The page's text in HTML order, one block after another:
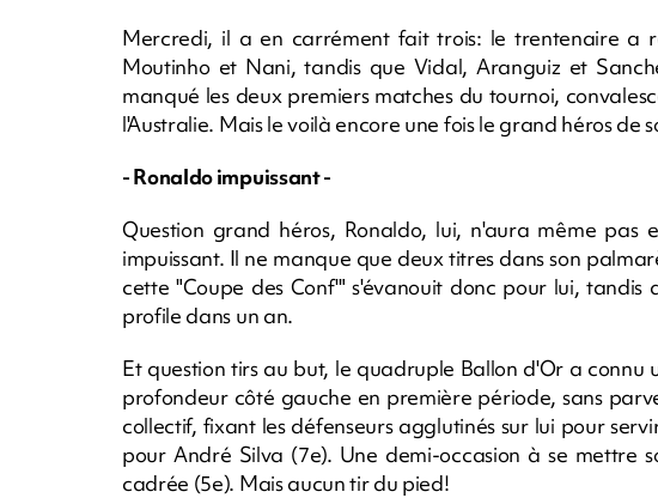
Mercredi, il a en carrément fait trois: le trentenaire a
Moutinho et Nani, tandis que Vidal, Aranguiz et
manqué les deux premiers matches du tournoi,
l'Australie. Mais le voilà encore une fois le grand héros de
- Ronaldo impuissant -
Question grand héros, Ronaldo, lui, n'aura même pas
impuissant. Il ne manque que deux titres dans son
cette "Coupe des Conf'" s'évanouit donc pour lui,
profile dans un an.
Et question tirs au but, le quadruple Ballon d'Or a connu
profondeur côté gauche en première période, sans
collectif, fixant les défenseurs agglutinés sur lui pour
pour André Silva (7e). Une demi-occasion à se mettre
cadrée (5e). Mais aucun tir du pied!